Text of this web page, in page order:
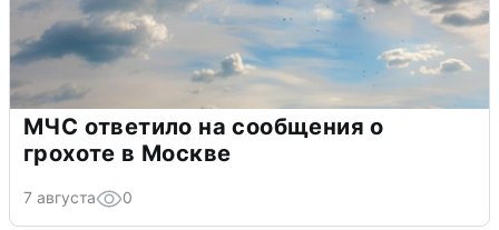
МЧС ответило на сообщения о
грохоте в Москве
7 августа 0